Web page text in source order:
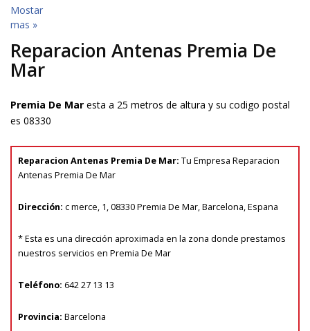
Mostar
mas »
Reparacion Antenas Premia De
Mar
Premia De Mar esta a 25 metros de altura y su codigo postal
es 08330
Reparacion Antenas Premia De Mar: TuEmpresa Reparacion
Antenas Premia De Mar
Dirección: c merce, 1,08330 Premia De Mar,Barcelona, Espana
* Esta es una dirección aproximada en la zona donde prestamos
nuestros servicios en Premia De Mar
Teléfono: 642 27 13 13
Provincia: Barcelona